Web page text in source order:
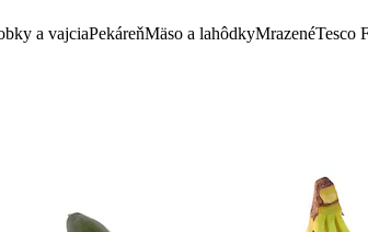
a vajciaPekáreňMäso a lahôdkyMrazenéTesco